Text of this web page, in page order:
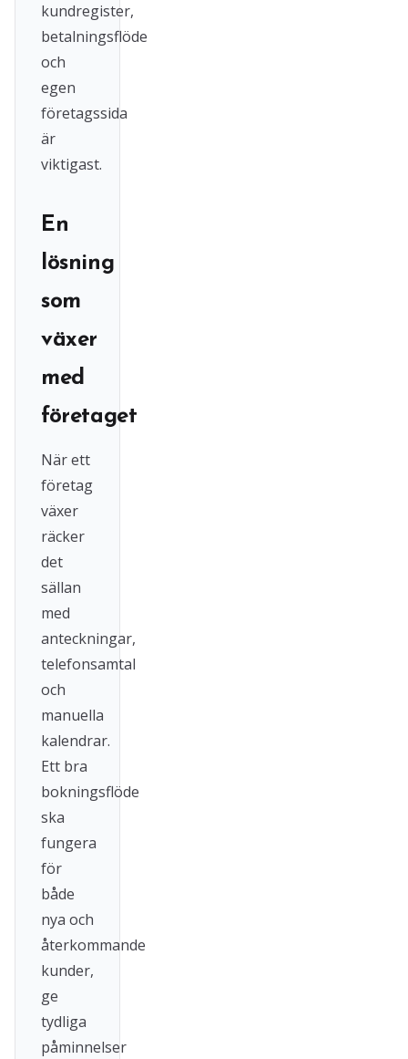
kundregister,
betalningsflöde
och
egen
företagssida
är
viktigast.
En
lösning
som
växer
med
företaget
När ett
företag
växer
räcker
det
sällan
med
anteckningar,
telefonsamtal
och
manuella
kalendrar.
Ett bra
bokningsflöde
ska
fungera
för
både
nya och
återkommande
kunder,
ge
tydliga
påminnelser